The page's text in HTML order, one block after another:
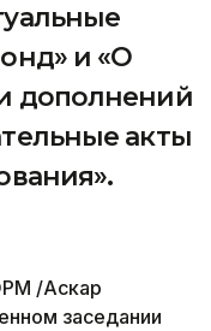
и «О
дополнений
акты
/Аскар
заседании